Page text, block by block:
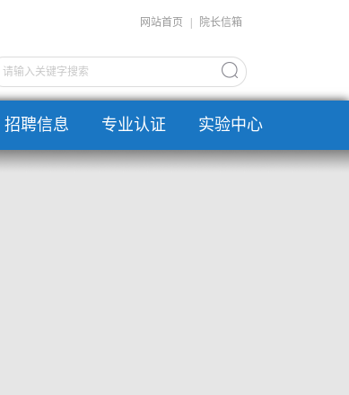
网站首页 院长信箱
招聘信息 专业认证 实验中心